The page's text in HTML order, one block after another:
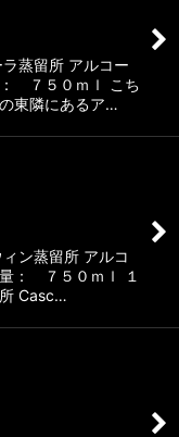
蒸留所 アルコー
７５０ｍｌ こち
東隣にあるア…
ン蒸留所 アルコ
７５０ｍｌ １
Casc…